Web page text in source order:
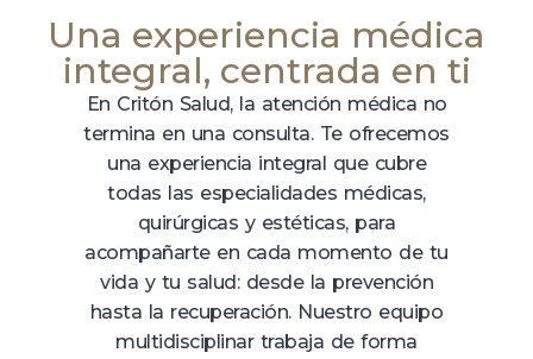
Una experiencia médica
integral, centrada en ti
En Critón Salud, la atención médica no
termina en una consulta. Te ofrecemos
una experiencia integral que cubre
todas las especialidades médicas,
quirúrgicas y estéticas, para
acompañarte en cada momento de tu
vida y tu salud: desde la prevención
hasta la recuperación. Nuestro equipo
multidisciplinar trabaja de forma